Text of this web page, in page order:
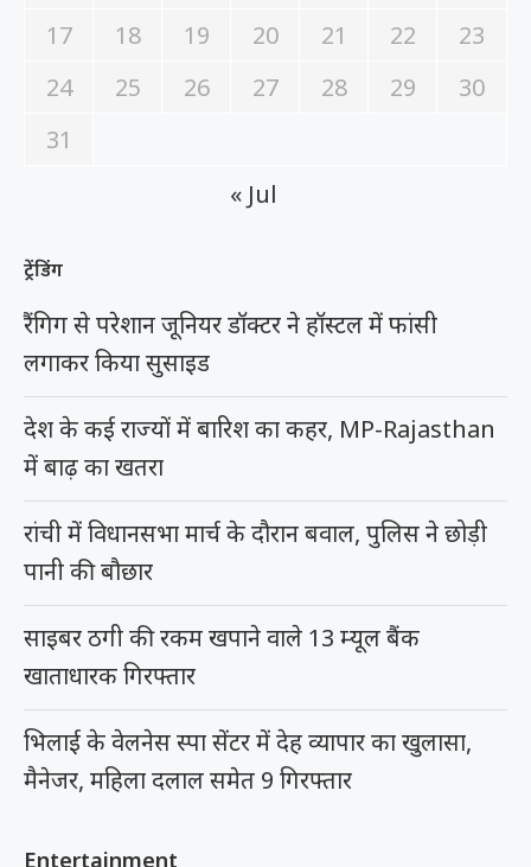
17
18 19 20 21 22
23
24
25 26 27 28 29
30
31
« Jul
ट्रेंडिंग
रैंगिग से परेशान जूनियर डॉक्टर ने हॉस्टल में फांसी
लगाकर किया सुसाइड
देश के कई राज्यों में बारिश का कहर, MP-Rajasthan
में बाढ़ का खतरा
रांची में विधानसभा मार्च के दौरान बवाल, पुलिस ने छोड़ी
पानी की बौछार
साइबर ठगी की रकम खपाने वाले 13 म्यूल बैंक
खाताधारक गिरफ्तार
भिलाई के वेलनेस स्पा सेंटर में देह व्यापार का खुलासा,
मैनेजर, महिला दलाल समेत 9 गिरफ्तार
Entertainment